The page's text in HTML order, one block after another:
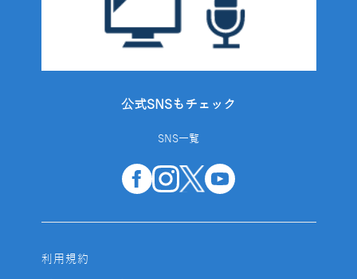
公式SNSもチェック
SNS一覧
利用規約